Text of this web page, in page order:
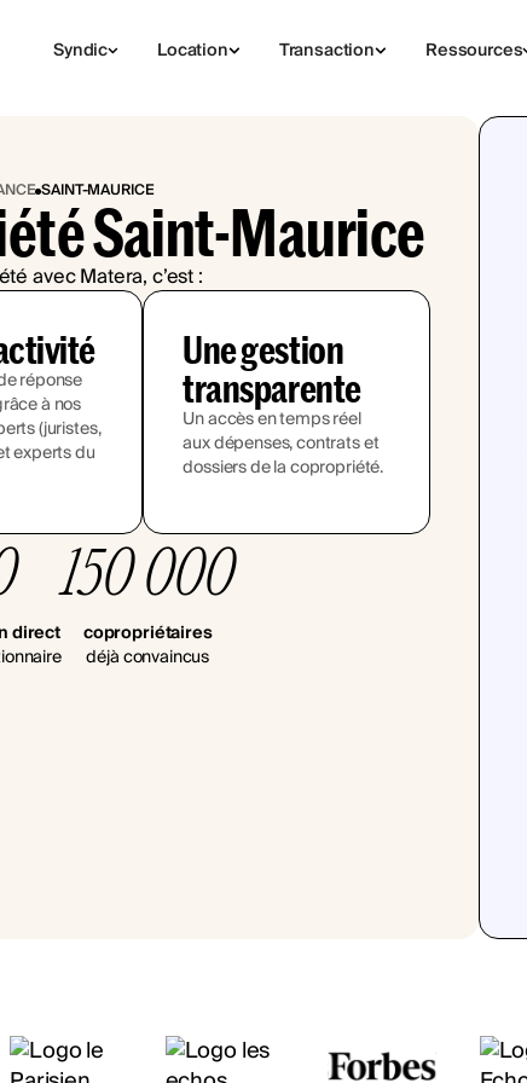
Syndic Location Transaction Ressources
SAINT-MAURICE
Saint-Maurice
avec Matera, c’est :
réponse
à nos
(juristes,
experts du
Une gestion
transparente
Un accès en temps réel
aux dépenses, contrats et
dossiers de la copropriété.
direct
150 000
copropriétaires
déjà convaincus